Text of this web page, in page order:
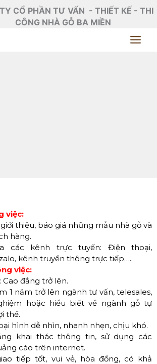
CỔ PHẦN TƯ VẤN - THIẾT KẾ - THI
CÔNG NHÀ GỖ BA MIỀN
việc:
thiệu, báo giá những mẫu nhà gỗ và
hàng.
các kênh trực tuyến: Điện thoại,
kênh truyền thông trực tiếp…..
việc:
Cao đẳng trở lên.
1 năm trở lên ngành tư vấn, telesales,
hoặc hiểu biết về ngành gỗ tự
thế.
hình dễ nhìn, nhanh nhẹn, chịu khó.
khai thác thông tin, sử dụng các
cáo trên internet.
tiếp tốt, vui vẻ, hòa đồng, có khả